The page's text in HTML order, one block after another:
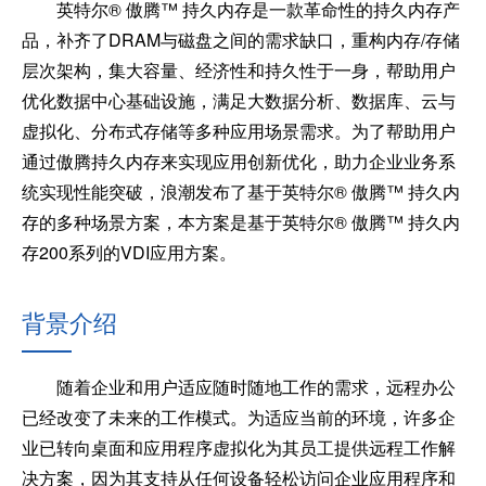
英特尔® 傲腾™ 持久内存是一款革命性的持久内存产
品，补齐了DRAM与磁盘之间的需求缺口，重构内存/存储
层次架构，集大容量、经济性和持久性于一身，帮助用户
优化数据中心基础设施，满足大数据分析、数据库、云与
虚拟化、分布式存储等多种应用场景需求。为了帮助用户
通过傲腾持久内存来实现应用创新优化，助力企业业务系
统实现性能突破，浪潮发布了基于英特尔® 傲腾™ 持久内
存的多种场景方案，本方案是基于英特尔® 傲腾™ 持久内
存200系列的VDI应用方案。
背景介绍
随着企业和用户适应随时随地工作的需求，远程办公
已经改变了未来的工作模式。为适应当前的环境，许多企
业已转向桌面和应用程序虚拟化为其员工提供远程工作解
决方案，因为其支持从任何设备轻松访问企业应用程序和